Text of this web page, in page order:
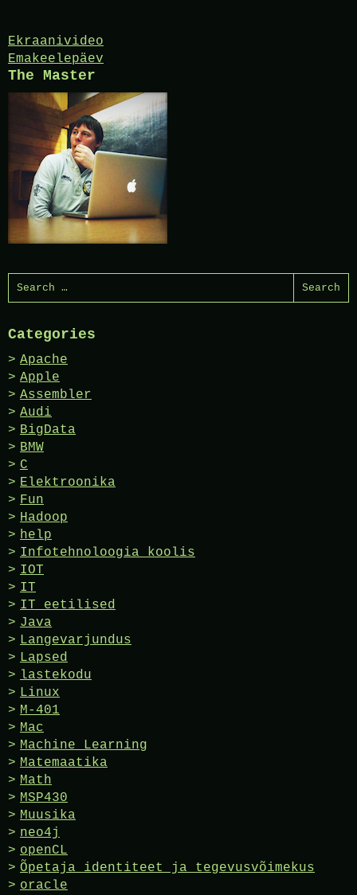
Post
navigation
Ekraanivideo
Emakeelepäev
The Master
Search
for:
Categories
Apache
Apple
Assembler
Audi
BigData
BMW
C
Elektroonika
Fun
Hadoop
help
Infotehnoloogia koolis
IOT
IT
IT eetilised
Java
Langevarjundus
Lapsed
lastekodu
Linux
M-401
Mac
Machine Learning
Matemaatika
Math
MSP430
Muusika
neo4j
openCL
Õpetaja identiteet ja tegevusvõimekus
oracle